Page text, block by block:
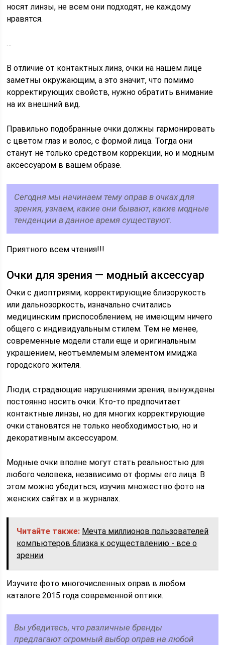
носят линзы, не всем они подходят, не каждому
нравятся.
…
В отличие от контактных линз, очки на нашем лице
заметны окружающим, а это значит, что помимо
корректирующих свойств, нужно обратить внимание
на их внешний вид.
Правильно подобранные очки должны гармонировать
с цветом глаз и волос, с формой лица. Тогда они
станут не только средством коррекции, но и модным
аксессуаром в вашем образе.
Сегодня мы начинаем тему оправ в очках для
зрения, узнаем, какие они бывают, какие модные
тенденции в данное время существуют.
Приятного всем чтения!!!
Очки для зрения — модный аксессуар
Очки с диоптриями, корректирующие близорукость
или дальнозоркость, изначально считались
медицинским приспособлением, не имеющим ничего
общего с индивидуальным стилем. Тем не менее,
современные модели стали еще и оригинальным
украшением, неотъемлемым элементом имиджа
городского жителя.
Люди, страдающие нарушениями зрения, вынуждены
постоянно носить очки. Кто-то предпочитает
контактные линзы, но для многих корректирующие
очки становятся не только необходимостью, но и
декоративным аксессуаром.
Модные очки вполне могут стать реальностью для
любого человека, независимо от формы его лица. В
этом можно убедиться, изучив множество фото на
женских сайтах и в журналах.
Читайте также: Мечта миллионов пользователей
компьютеров близка к осуществлению - все о
зрении
Изучите фото многочисленных оправ в любом
каталоге 2015 года современной оптики.
Вы убедитесь, что различные бренды
предлагают огромный выбор оправ на любой